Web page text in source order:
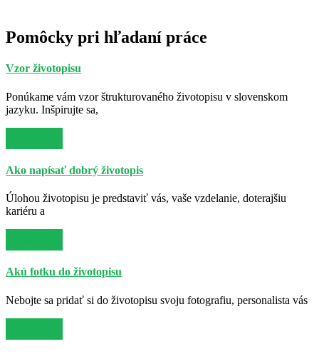
Pomôcky pri hľadaní práce
Vzor životopisu
Ponúkame vám vzor štrukturovaného životopisu v slovenskom
jazyku. Inšpirujte sa,
Ako napísať dobrý životopis
Úlohou životopisu je predstaviť vás, vaše vzdelanie, doterajšiu
kariéru a
Akú fotku do životopisu
Nebojte sa pridať si do životopisu svoju fotografiu, personalista vás